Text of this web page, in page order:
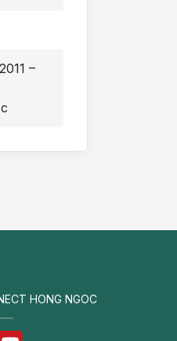
–
HONG NGOC